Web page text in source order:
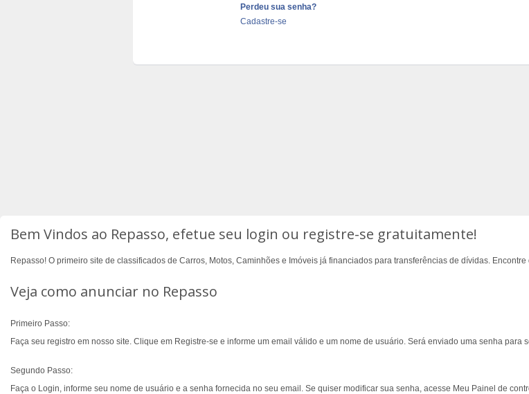
Perdeu sua senha?
Cadastre-se
Bem Vindos ao Repasso, efetue seu login ou registre-se gratuitamente!
Repasso! O primeiro site de classificados de Carros, Motos, Caminhões e Imóveis já financiados para transferências de dívidas.
Veja como anunciar no Repasso
Primeiro Passo:
Faça seu registro em nosso site. Clique em Registre-se e informe um email válido e um nome de usuário. Será enviado uma senha para
Segundo Passo:
Faça o Login, informe seu nome de usuário e a senha fornecida no seu email. Se quiser modificar sua senha, acesse Meu Painel de